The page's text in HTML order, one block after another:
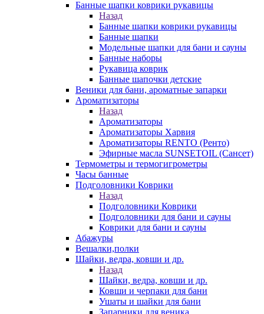
Банные шапки коврики рукавицы
Назад
Банные шапки коврики рукавицы
Банные шапки
Модельные шапки для бани и сауны
Банные наборы
Рукавица коврик
Банные шапочки детские
Веники для бани, ароматные запарки
Ароматизаторы
Назад
Ароматизаторы
Ароматизаторы Харвия
Ароматизаторы RENTO (Ренто)
Эфирные масла SUNSETOIL (Сансет)
Термометры и термогигрометры
Часы банные
Подголовники Коврики
Назад
Подголовники Коврики
Подголовники для бани и сауны
Коврики для бани и сауны
Абажуры
Вешалки,полки
Шайки, ведра, ковши и др.
Назад
Шайки, ведра, ковши и др.
Ковши и черпаки для бани
Ушаты и шайки для бани
Запарники для веника